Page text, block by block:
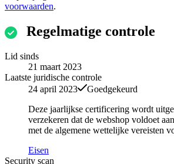
voorwaarden.
Regelmatige controle
Lid sinds
21 maart 2023
Laatste juridische controle
24 april 2023
Goedgekeurd
Deze jaarlijkse certificering wordt
verzekeren dat de webshop voldoet
met de algemene wettelijke vereisten
Eisen
Security scan